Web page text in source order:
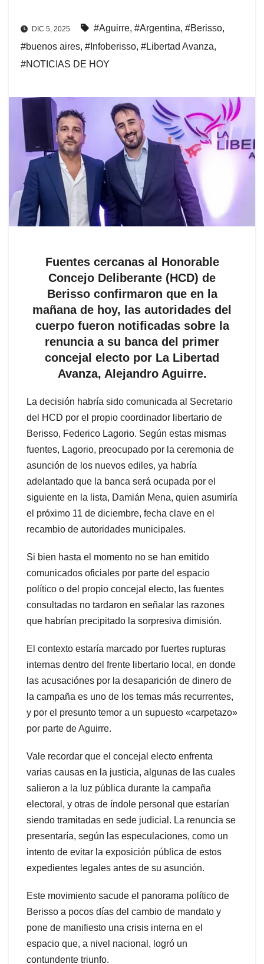
DIC 5, 2025 #Aguirre, #Argentina, #Berisso,
#buenos aires, #Infoberisso, #Libertad Avanza,
#NOTICIAS DE HOY
Fuentes cercanas al Honorable
Concejo Deliberante (HCD) de
Berisso confirmaron que en la
mañana de hoy, las autoridades del
cuerpo fueron notificadas sobre la
renuncia a su banca del primer
concejal electo por La Libertad
Avanza, Alejandro Aguirre.
La decisión habría sido comunicada al Secretario
del HCD por el propio coordinador libertario de
Berisso, Federico Lagorio. Según estas mismas
fuentes, Lagorio, preocupado por la ceremonia de
asunción de los nuevos ediles, ya habría
adelantado que la banca será ocupada por el
siguiente en la lista, Damián Mena, quien asumiría
el próximo 11 de diciembre, fecha clave en el
recambio de autoridades municipales.
Si bien hasta el momento no se han emitido
comunicados oficiales por parte del espacio
político o del propio concejal electo, las fuentes
consultadas no tardaron en señalar las razones
que habrían precipitado la sorpresiva dimisión.
El contexto estaría marcado por fuertes rupturas
internas dentro del frente libertario local, en donde
las acusaciónes por la desaparición de dinero de
la campaña es uno de los temas más recurrentes,
y por el presunto temor a un supuesto «carpetazo»
por parte de Aguirre.
Vale recordar que el concejal electo enfrenta
varias causas en la justicia, algunas de las cuales
salieron a la luz pública durante la campaña
electoral, y otras de índole personal que estarían
siendo tramitadas en sede judicial. La renuncia se
presentaría, según las especulaciones, como un
intento de evitar la exposición pública de estos
expedientes legales antes de su asunción.
Este movimiento sacude el panorama político de
Berisso a pocos días del cambio de mandato y
pone de manifiesto una crisis interna en el
espacio que, a nivel nacional, logró un
contundente triunfo.